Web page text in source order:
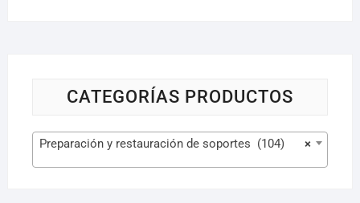
CATEGORÍAS PRODUCTOS
×
Preparación y restauración de soportes (104)